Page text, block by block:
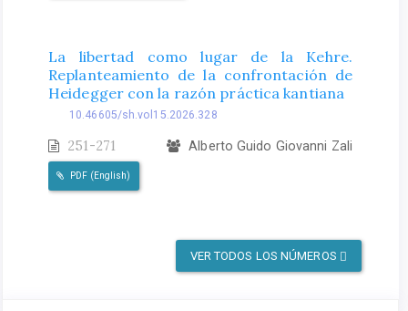
La libertad como lugar de la Kehre.
Replanteamiento de la confrontación de
Heidegger con la razón práctica kantiana
10.46605/sh.vol15.2026.328
251-271 Alberto Guido Giovanni Zali
PDF (English)
VER TODOS LOS NÚMEROS